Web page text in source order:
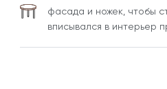
фасада и ножек, чтобы
вписывался в интерьер